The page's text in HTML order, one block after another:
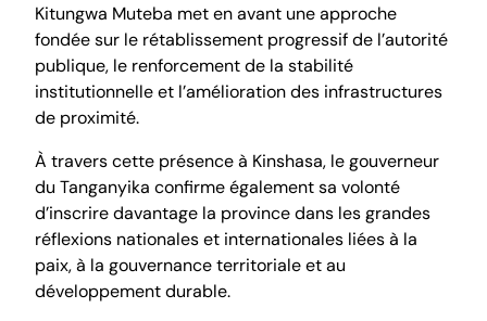
Kitungwa Muteba met en avant une approche
fondée sur le rétablissement progressif de l’autorité
publique, le renforcement de la stabilité
institutionnelle et l’amélioration des infrastructures
de proximité.
À travers cette présence à Kinshasa, le gouverneur
du Tanganyika confirme également sa volonté
d’inscrire davantage la province dans les grandes
réflexions nationales et internationales liées à la
paix, à la gouvernance territoriale et au
développement durable.